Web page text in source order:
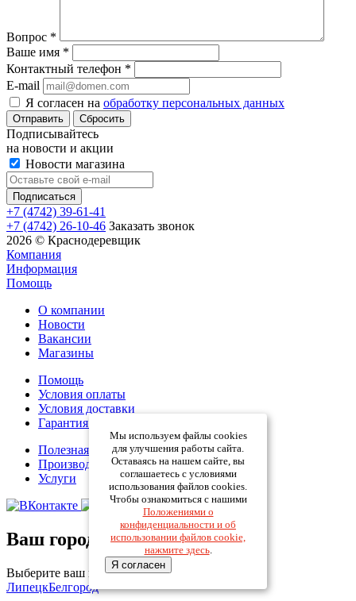
Вопрос *
Ваше имя *
Контактный телефон *
E-mail
Я согласен на обработку персональных данных
Сбросить
Подписывайтесь
на новости и акции
Новости магазина
+7 (4742) 39-61-41
+7 (4742) 26-10-46 Заказать звонок
2026 © Краснодеревщик
Компания
Информация
Помощь
О компании
Новости
Вакансии
Магазины
Помощь
Условия оплаты
Условия доставки
Гарантия на товар
Полезная информация
Производители
Услуги
Ваш город:
Выберите ваш город
ЛипецкБелгород
Мы используем файлы cookies
для улучшения работы сайта.
Оставаясь на нашем сайте, вы
соглашаетесь с условиями
использования файлов cookies.
Чтобы ознакомиться с нашими
Положениями о
конфиденциальности и об
использовании файлов cookie,
нажмите здесь.
Я согласен